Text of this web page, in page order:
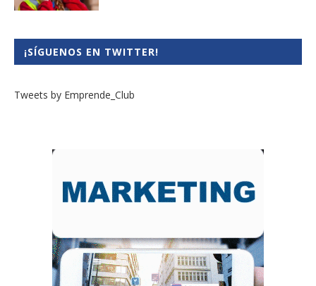
¡SÍGUENOS EN TWITTER!
Tweets by Emprende_Club